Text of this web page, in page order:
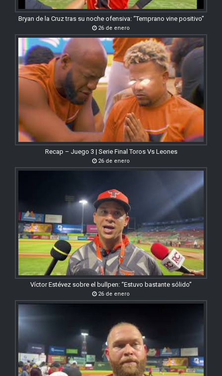
Bryan de la Cruz tras su noche ofensiva: “Temprano vine positivo”
26 de enero
Recap – Juego 3 | Serie Final Toros Vs Leones
26 de enero
Víctor Estévez sobre el bullpen: “Estuvo bastante sólido”
26 de enero